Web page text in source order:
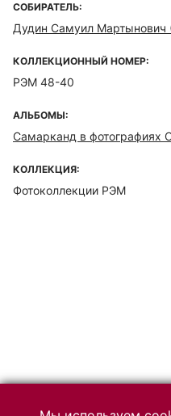
СОБИРАТЕЛЬ:
Дудин Самуил Мартынович
КОЛЛЕКЦИОННЫЙ НОМЕР:
РЭМ 48-40
АЛЬБОМЫ:
Самарканд в фотографиях
КОЛЛЕКЦИЯ:
Фотоколлекции РЭМ